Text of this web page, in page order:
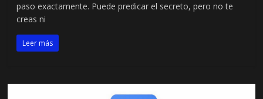
paso exactamente. Puede predicar el secreto, pero no te
creas ni
Leer más